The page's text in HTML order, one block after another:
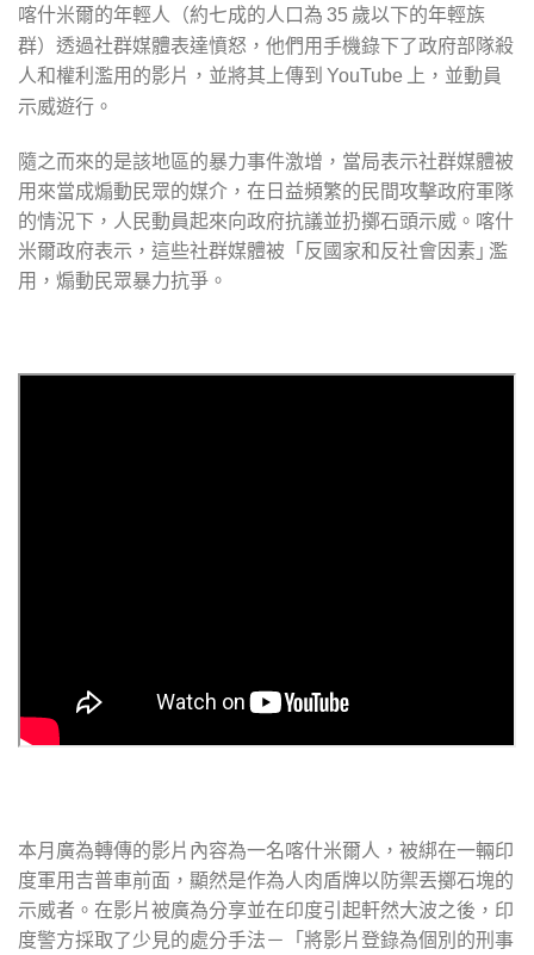
喀什米爾的年輕人（約七成的人口為 35 歲以下的年輕族
群）透過社群媒體表達憤怒，他們用手機錄下了政府部隊殺
人和權利濫用的影片，並將其上傳到 YouTube
上，並動員
示威遊行。
隨之而來的是該地區的暴力事件激增，當局表示社群媒體被
用來當成煽動民眾的媒介，在日益頻繁的民間攻擊政府軍隊
的情況下，人民動員起來向政府抗議並扔擲石頭示威。喀什
米爾政府表示，這些社群媒體被「反國家和反社會因素｣ 濫
用，煽動民眾暴力抗爭。
本月廣為轉傳的影片內容為一名喀什米爾人，被綁在一輛印
度軍用吉普車前面，顯然是作為人肉盾牌以防禦丟擲石塊的
示威者。在影片被廣為分享並在印度引起軒然大波之後，印
度警方採取了少見的處分手法－「將影片登錄為個別的刑事